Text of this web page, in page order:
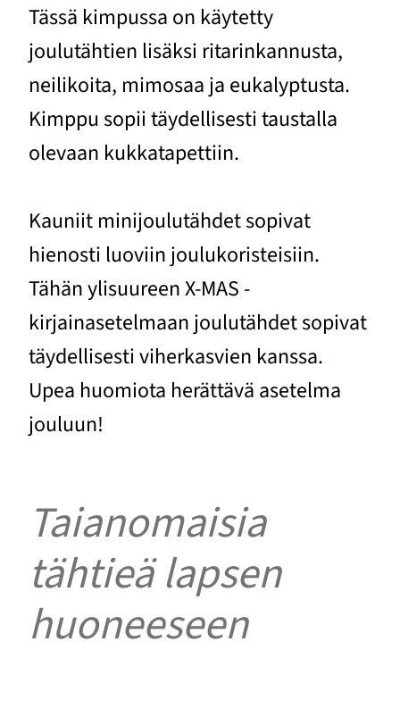
Tässä kimpussa on käytetty
joulutähtien lisäksi ritarinkannusta,
neilikoita, mimosaa ja eukalyptusta.
Kimppu sopii täydellisesti taustalla
olevaan kukkatapettiin.
Kauniit minijoulutähdet sopivat
hienosti luoviin joulukoristeisiin.
Tähän ylisuureen X-MAS -
kirjainasetelmaan joulutähdet sopivat
täydellisesti viherkasvien kanssa.
Upea huomiota herättävä asetelma
jouluun!
Taianomaisia
tähtieä lapsen
huoneeseen